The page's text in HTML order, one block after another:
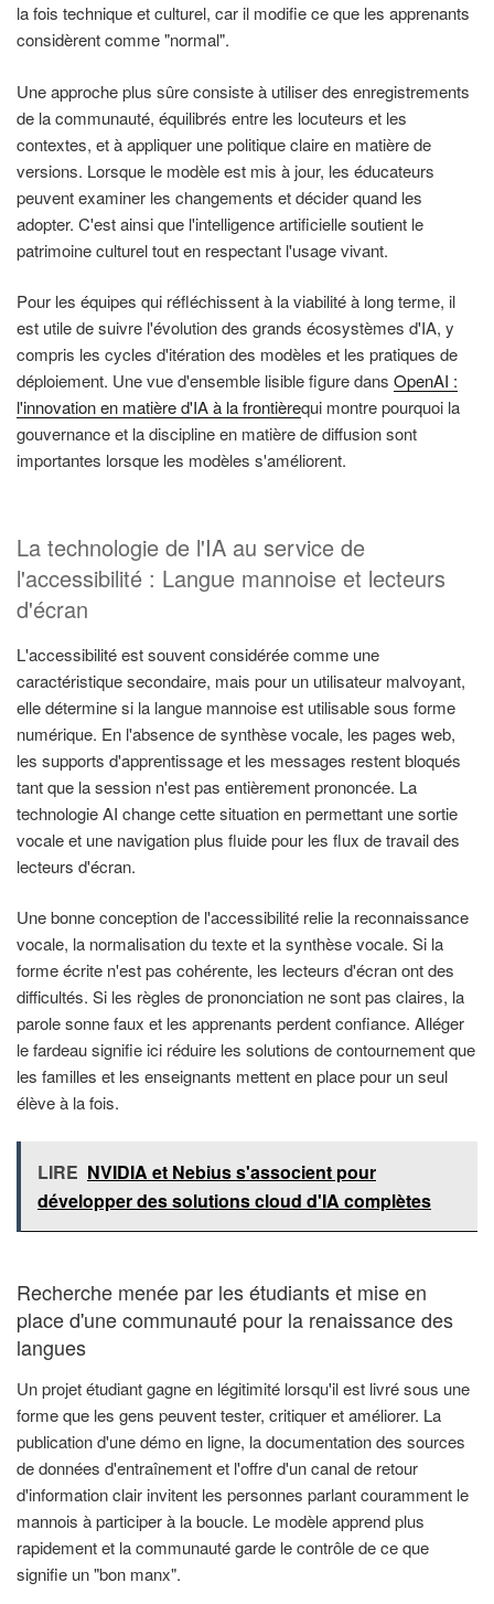
la fois technique et culturel, car il modifie ce que les apprenants
considèrent comme "normal".
Une approche plus sûre consiste à utiliser des enregistrements
de la communauté, équilibrés entre les locuteurs et les
contextes, et à appliquer une politique claire en matière de
versions. Lorsque le modèle est mis à jour, les éducateurs
peuvent examiner les changements et décider quand les
adopter. C'est ainsi que l'intelligence artificielle soutient le
patrimoine culturel tout en respectant l'usage vivant.
Pour les équipes qui réfléchissent à la viabilité à long terme, il
est utile de suivre l'évolution des grands écosystèmes d'IA, y
compris les cycles d'itération des modèles et les pratiques de
déploiement. Une vue d'ensemble lisible figure dans OpenAI :
l'innovation en matière d'IA à la frontièrequi montre pourquoi la
gouvernance et la discipline en matière de diffusion sont
importantes lorsque les modèles s'améliorent.
La technologie de l'IA au service de
l'accessibilité : Langue mannoise et lecteurs
d'écran
L'accessibilité est souvent considérée comme une
caractéristique secondaire, mais pour un utilisateur malvoyant,
elle détermine si la langue mannoise est utilisable sous forme
numérique. En l'absence de synthèse vocale, les pages web,
les supports d'apprentissage et les messages restent bloqués
tant que la session n'est pas entièrement prononcée. La
technologie AI change cette situation en permettant une sortie
vocale et une navigation plus fluide pour les flux de travail des
lecteurs d'écran.
Une bonne conception de l'accessibilité relie la reconnaissance
vocale, la normalisation du texte et la synthèse vocale. Si la
forme écrite n'est pas cohérente, les lecteurs d'écran ont des
difficultés. Si les règles de prononciation ne sont pas claires, la
parole sonne faux et les apprenants perdent confiance. Alléger
le fardeau signifie ici réduire les solutions de contournement que
les familles et les enseignants mettent en place pour un seul
élève à la fois.
LIRE NVIDIA et Nebius s'associent pour
développer des solutions cloud d'IA complètes
Recherche menée par les étudiants et mise en
place d'une communauté pour la renaissance des
langues
Un projet étudiant gagne en légitimité lorsqu'il est livré sous une
forme que les gens peuvent tester, critiquer et améliorer. La
publication d'une démo en ligne, la documentation des sources
de données d'entraînement et l'offre d'un canal de retour
d'information clair invitent les personnes parlant couramment le
mannois à participer à la boucle. Le modèle apprend plus
rapidement et la communauté garde le contrôle de ce que
signifie un "bon manx".